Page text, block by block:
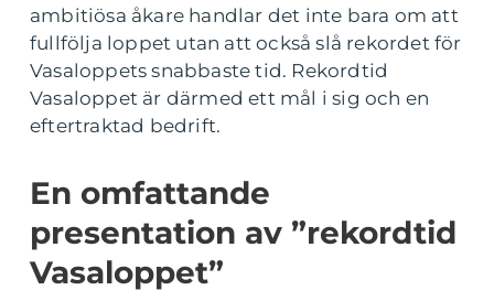
ambitiösa åkare handlar det inte bara om att
fullfölja loppet utan att också slå rekordet för
Vasaloppets snabbaste tid. Rekordtid
Vasaloppet är därmed ett mål i sig och en
eftertraktad bedrift.
En omfattande
presentation av ”rekordtid
Vasaloppet”